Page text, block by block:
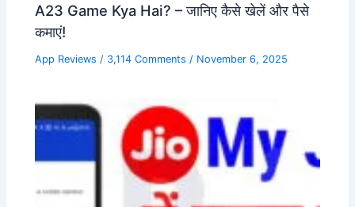
A23 Game Kya Hai? – जानिए कैसे खेलें और पैसे
कमाएं!
App Reviews / 3,114 Comments / November 6, 2025